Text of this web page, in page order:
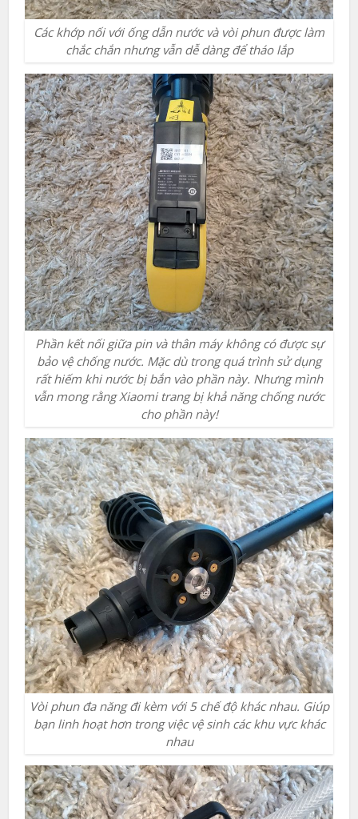
Các khớp nối với ống dẫn nước và vòi phun được làm
chắc chắn nhưng vẫn dễ dàng để tháo lắp
Phần kết nối giữa pin và thân máy không có được sự
bảo vệ chống nước. Mặc dù trong quá trình sử dụng
rất hiếm khi nước bị bắn vào phần này. Nhưng mình
vẫn mong rằng Xiaomi trang bị khả năng chống nước
cho phần này!
Vòi phun đa năng đi kèm với 5 chế độ khác nhau. Giúp
bạn linh hoạt hơn trong việc vệ sinh các khu vực khác
nhau